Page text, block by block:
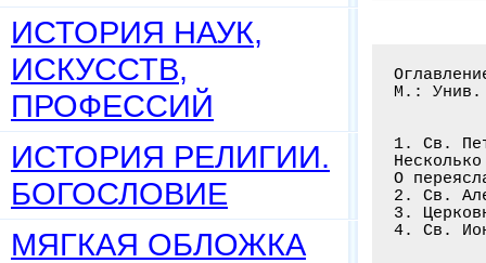
ИСТОРИЯ НАУК,
ИСКУССТВ,
ПРОФЕССИЙ
ИСТОРИЯ РЕЛИГИИ.
БОГОСЛОВИЕ
МЯГКАЯ ОБЛОЖКА
М.:
1. Св.
О
2. Св.
3.
4. Св.